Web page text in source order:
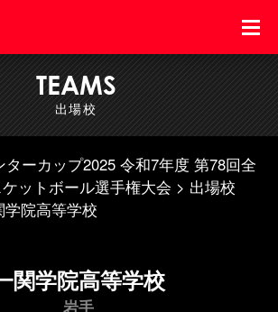
TEAMS
出場校
ターカップ2025 令和7年度 第78回全
ットボール選手権大会
出場校
学院高等学校
関学院高等学校
岩手